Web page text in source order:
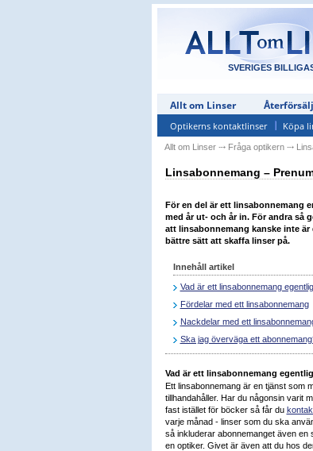
SVERIGES
Allt om Linser
Optikerns kontaktlinser Köpa
Allt om Linser⤏ Fråga optikern⤏
Linsabonnemang –
För en del är ett linsabonnemang
med år ut- och år in. För andra så
att linsabonnemang kanske inte
bättre sätt att skaffa linser på.
Innehåll artikel
Vad är ett linsabonnemang
Fördelar med ett linsabonnemang
Nackdelar med ett
Ska jag överväga ett
Vad är ett linsabonnemang
Ett linsabonnemang är en tjänst som
tillhandahåller. Har du någonsin varit
fast istället för böcker så får du
varje månad - linser som du ska
så inkluderar abonnemanget även
en optiker. Givet är även att du hos